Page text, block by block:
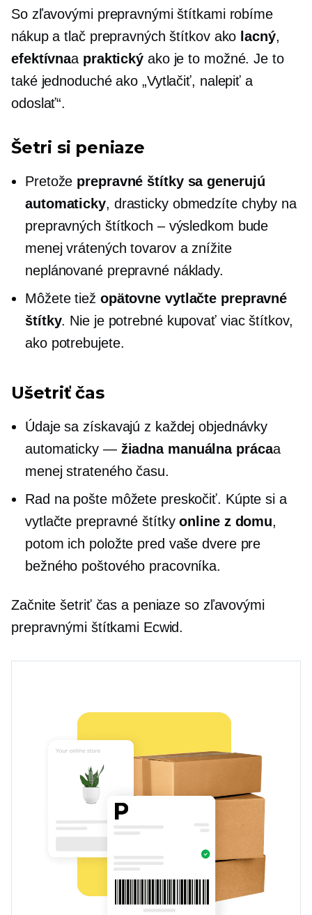
So zľavovými prepravnými štítkami robíme
nákup a tlač prepravných štítkov ako lacný,
efektívnaa praktický ako je to možné. Je to
také jednoduché ako „Vytlačiť, nalepiť a
odoslať“.
Šetri si peniaze
Pretože prepravné štítky sa generujú
automaticky, drasticky obmedzíte chyby na
prepravných štítkoch – výsledkom bude
menej vrátených tovarov a znížite
neplánované prepravné náklady.
Môžete tiež opätovne vytlačte prepravné
štítky. Nie je potrebné kupovať viac štítkov,
ako potrebujete.
Ušetriť čas
Údaje sa získavajú z každej objednávky
automaticky — žiadna manuálna prácaa
menej strateného času.
Rad na pošte môžete preskočiť. Kúpte si a
vytlačte prepravné štítkyonline z domu,
potom ich položte pred vaše dvere pre
bežného poštového pracovníka.
Začnite šetriť čas a peniaze so zľavovými
prepravnými štítkami Ecwid.